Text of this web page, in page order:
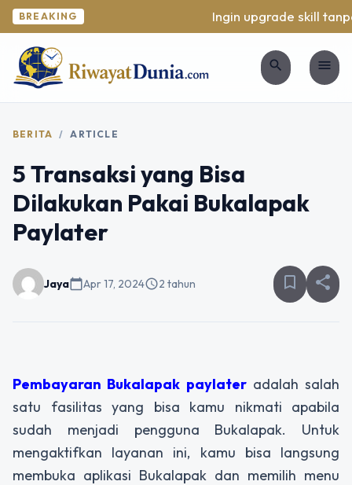
BREAKING Ingin upgrade skill
search menu
BERITA / ARTICLE
5 Transaksi yang Bisa
Dilakukan Pakai Bukalapak
Paylater
Jayacalendar_todayApr 17, 2024schedule2 tahun bookmark_border share
Pembayaran Bukalapak paylateradalah salah
satu fasilitas yang bisa kamu nikmati apabila
sudah menjadi pengguna Bukalapak. Untuk
mengaktifkan layanan ini, kamu bisa langsung
membuka aplikasi Bukalapak dan memilih menu